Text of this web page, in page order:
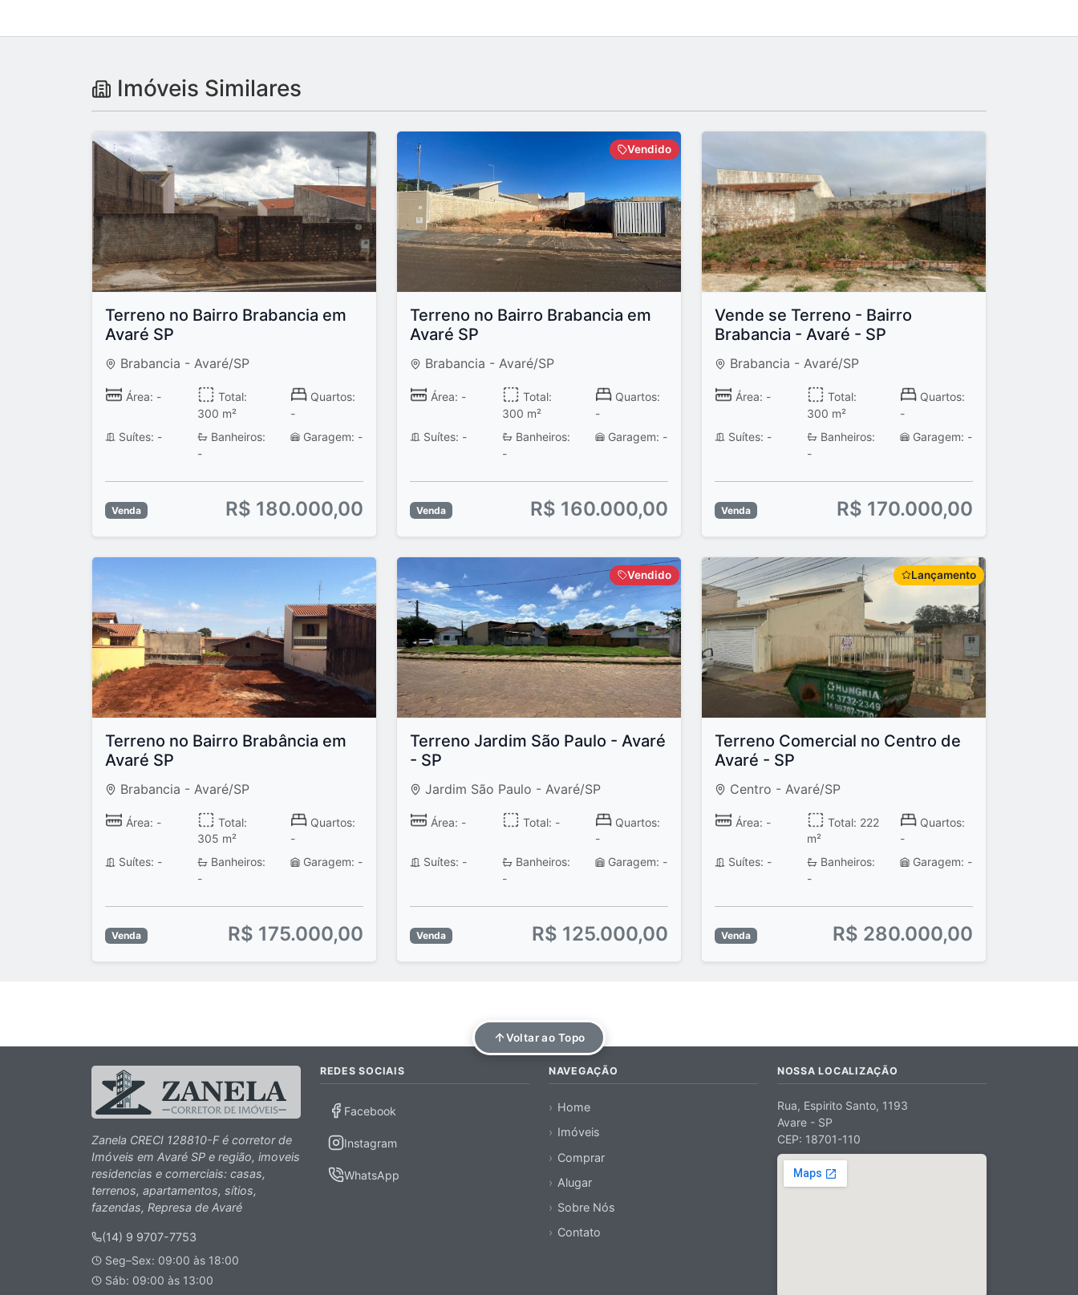
Imóveis Similares
Terreno no Bairro Brabancia em
Avaré SP
Brabancia - Avaré/SP
Área: -
Total:
300 m²
Quartos:
-
Suítes: -
Banheiros:
-
Garagem: -
Venda R$ 180.000,00
Vendido
Terreno no Bairro Brabancia em
Avaré SP
Brabancia - Avaré/SP
Área: -
Total:
300 m²
Quartos:
-
Suítes: -
Banheiros:
-
Garagem: -
Venda R$ 160.000,00
Vende se Terreno - Bairro
Brabancia - Avaré - SP
Brabancia - Avaré/SP
Área: -
Total:
300 m²
Quartos:
-
Suítes: -
Banheiros:
-
Garagem: -
Venda R$ 170.000,00
Terreno no Bairro Brabância em
Avaré SP
Brabancia - Avaré/SP
Área: -
Total:
305 m²
Quartos:
-
Suítes: -
Banheiros:
-
Garagem: -
Venda R$ 175.000,00
Vendido
Terreno Jardim São Paulo - Avaré
- SP
Jardim São Paulo - Avaré/SP
Área: - Total: -
Quartos:
-
Suítes: -
Banheiros:
-
Garagem: -
Venda R$ 125.000,00
Lançamento
Terreno Comercial no Centro de
Avaré - SP
Centro - Avaré/SP
Área: -
Total: 222
m²
Quartos:
-
Suítes: -
Banheiros:
-
Garagem: -
Venda R$ 280.000,00
Voltar ao Topo
Zanela CRECI 128810-F é corretor de
Imóveis em Avaré SP e região, imoveis
residencias e comerciais: casas,
terrenos, apartamentos, sítios,
fazendas, Represa de Avaré
(14) 9 9707-7753
Seg–Sex: 09:00 às 18:00
Sáb: 09:00 às 13:00
REDES SOCIAIS
Facebook
Instagram
WhatsApp
NAVEGAÇÃO
Home
Imóveis
Comprar
Alugar
Sobre Nós
Contato
NOSSA LOCALIZAÇÃO
Rua, Espirito Santo, 1193
Avare - SP
CEP: 18701-110